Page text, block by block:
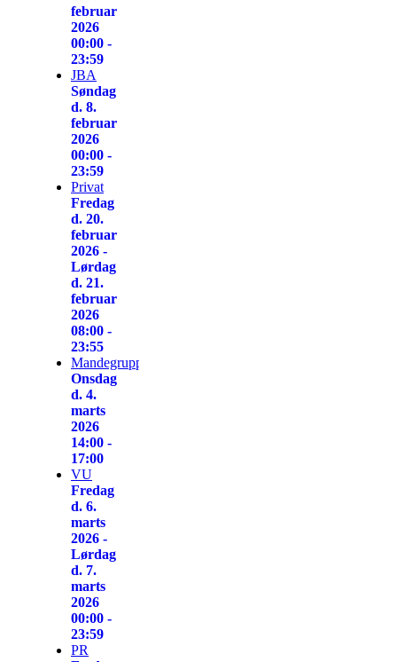
februar
2026
00:00 -
23:59
JBA
Søndag
d. 8.
februar
2026
00:00 -
23:59
Privat
Fredag
d. 20.
februar
2026 -
Lørdag
d. 21.
februar
2026
08:00 -
23:55
Mandegruppen
Onsdag
d. 4.
marts
2026
14:00 -
17:00
VU
Fredag
d. 6.
marts
2026 -
Lørdag
d. 7.
marts
2026
00:00 -
23:59
PR